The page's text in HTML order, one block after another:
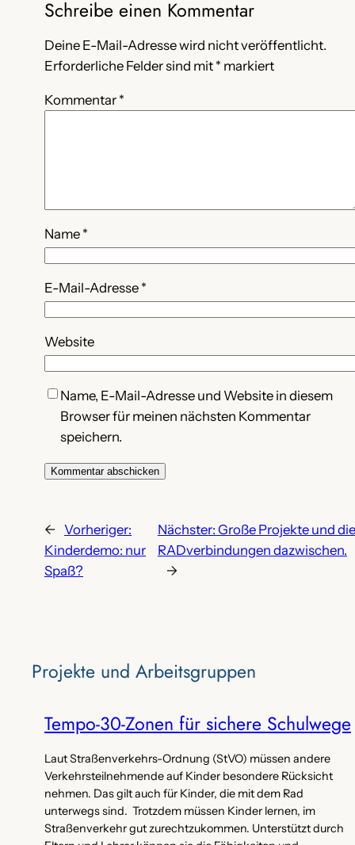
Projekte‌ und Arbeitsgruppen
Tempo-30-Zonen für sichere Schulwege
Laut Straßenverkehrs-Ordnung (StVO) müssen andere
Verkehrsteilnehmende auf Kinder besondere Rücksicht
nehmen. Das gilt auch für Kinder, die mit dem Rad
unterwegs sind. Trotzdem müssen Kinder lernen, im
Straßenverkehr gut zurechtzukommen. Unterstützt durch
Schreibe einen Kommentar
Deine E-Mail-Adresse wird nicht veröffentlicht.
Erforderliche Felder sind mit * markiert
Kommentar *
Name *
E-Mail-Adresse *
Website
Name, E-Mail-Adresse und Website in diesem
Browser für meinen nächsten Kommentar
speichern.
← Vorheriger:
Kinderdemo: nur
Spaß?
Nächster: Große Projekte und die
RADverbindungen dazwischen.
→